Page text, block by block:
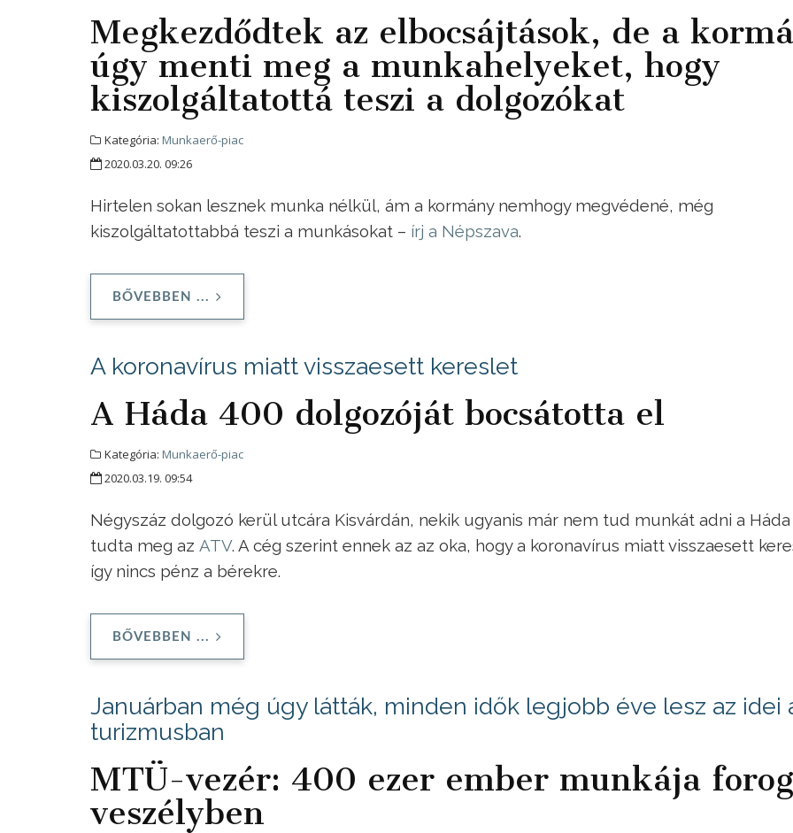
Megkezdődtek az elbocsájtások, de a
úgy menti meg a munkahelyeket, hogy
kiszolgáltatottá teszi a dolgozókat
Kategória: Munkaerő-piac
2020.03.20. 09:26
Hirtelen sokan lesznek munka nélkül, ám a kormány nemhogy megvédené, még
kiszolgáltatottabbá teszi a munkásokat – írj a Népszava.
BŐVEBBEN ...
A koronavírus miatt visszaesett kereslet
A Háda 400 dolgozóját bocsátotta el
Kategória: Munkaerő-piac
2020.03.19. 09:54
Négyszáz dolgozó kerül utcára Kisvárdán, nekik ugyanis már nem tud munkát adni a Háda
tudta meg az ATV. A cég szerint ennek az az oka, hogy a koronavírus miatt visszaesett
így nincs pénz a bérekre.
BŐVEBBEN ...
Januárban még úgy látták, minden idők legjobb éve lesz az idei
turizmusban
MTÜ-vezér: 400 ezer ember munkája forog
veszélyben